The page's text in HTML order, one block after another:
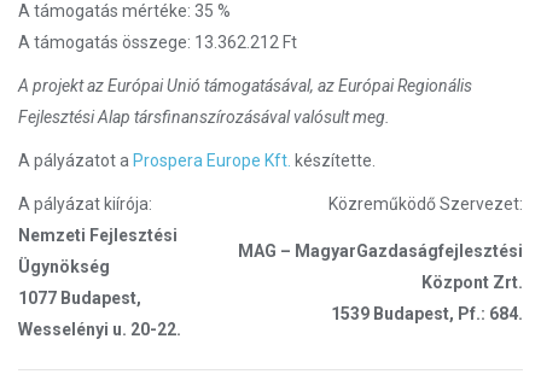
A támogatás mértéke: 35 %
A támogatás összege: 13.362.212 Ft
A projekt az Európai Unió támogatásával, az Európai Regionális
Fejlesztési Alap társfinanszírozásával valósult meg.
A pályázatot a Prospera Europe Kft. készítette.
A pályázat kiírója:
Közreműködő Szervezet:
Nemzeti Fejlesztési
Ügynökség
1077 Budapest,
Wesselényi u. 20-22.
MAG – MagyarGazdaságfejlesztési
Központ Zrt.
1539 Budapest, Pf.: 684.